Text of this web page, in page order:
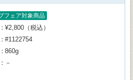
フェア対象商品
¥2,800（税込）
#1122754
860g
－